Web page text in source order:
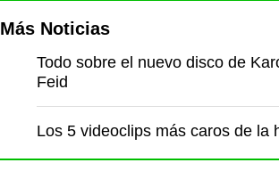
Más Noticias
Todo sobre el nuevo disco de
Feid
Los 5 videoclips más caros de la